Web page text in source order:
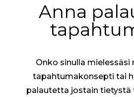
Anna
Onko sinulla mielessäsi
tapahtumakonsepti tai
palautetta jostain tietystä